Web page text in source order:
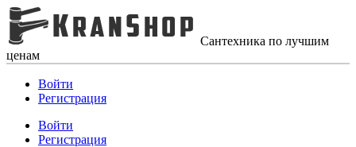
Сантехника по лучшим
ценам
Войти
Регистрация
Войти
Регистрация